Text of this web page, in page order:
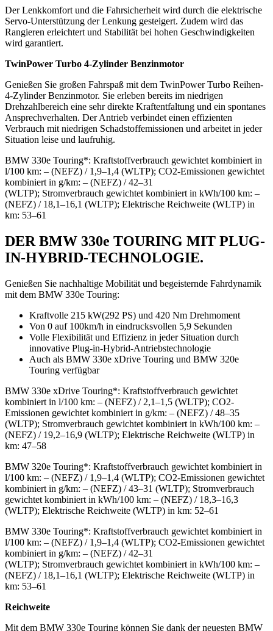
Der Lenkkomfort und die Fahrsicherheit wird durch die elektrische
Servo-Unterstützung der Lenkung gesteigert. Zudem wird das
Rangieren erleichtert und Stabilität bei hohen Geschwindigkeiten
wird garantiert.
TwinPower Turbo 4-Zylinder Benzinmotor
Genießen Sie großen Fahrspaß mit dem TwinPower Turbo Reihen-
4-Zylinder Benzinmotor. Sie erleben bereits im niedrigen
Drehzahlbereich eine sehr direkte Kraftentfaltung und ein spontanes
Ansprechverhalten. Der Antrieb verbindet einen effizienten
Verbrauch mit niedrigen Schadstoffemissionen und arbeitet in jeder
Situation leise und laufruhig.
BMW 330e Touring*: Kraftstoffverbrauch gewichtet kombiniert in
l/100 km: – (NEFZ) / 1,9–1,4 (WLTP); CO2-Emissionen gewichtet
kombiniert in g/km: – (NEFZ) / 42–31
(WLTP); Stromverbrauch gewichtet kombiniert in kWh/100 km: –
(NEFZ) / 18,1–16,1 (WLTP); Elektrische Reichweite (WLTP) in
km: 53–61
DER BMW 330e TOURING MIT PLUG-
IN-HYBRID-TECHNOLOGIE.
Genießen Sie nachhaltige Mobilität und begeisternde Fahrdynamik
mit dem BMW 330e Touring:
Kraftvolle 215 kW(292 PS) und 420 Nm Drehmoment
Von 0 auf 100km/h in eindrucksvollen 5,9 Sekunden
Volle Flexibilität und Effizienz in jeder Situation durch
innovative Plug-in-Hybrid-Antriebstechnologie
Auch als BMW 330e xDrive Touring und BMW 320e
Touring verfügbar
BMW 330e xDrive Touring*: Kraftstoffverbrauch gewichtet
kombiniert in l/100 km: – (NEFZ) / 2,1–1,5 (WLTP); CO2-
Emissionen gewichtet kombiniert in g/km: – (NEFZ) / 48–35
(WLTP); Stromverbrauch gewichtet kombiniert in kWh/100 km: –
(NEFZ) / 19,2–16,9 (WLTP); Elektrische Reichweite (WLTP) in
km: 47–58
BMW 320e Touring*: Kraftstoffverbrauch gewichtet kombiniert in
l/100 km: – (NEFZ) / 1,9–1,4 (WLTP); CO2-Emissionen gewichtet
kombiniert in g/km: – (NEFZ) / 43–31 (WLTP); Stromverbrauch
gewichtet kombiniert in kWh/100 km: – (NEFZ) / 18,3–16,3
(WLTP); Elektrische Reichweite (WLTP) in km: 52–61
BMW 330e Touring*: Kraftstoffverbrauch gewichtet kombiniert in
l/100 km: – (NEFZ) / 1,9–1,4 (WLTP); CO2-Emissionen gewichtet
kombiniert in g/km: – (NEFZ) / 42–31
(WLTP); Stromverbrauch gewichtet kombiniert in kWh/100 km: –
(NEFZ) / 18,1–16,1 (WLTP); Elektrische Reichweite (WLTP) in
km: 53–61
Reichweite
Mit dem BMW 330e Touring können Sie dank der neuesten BMW